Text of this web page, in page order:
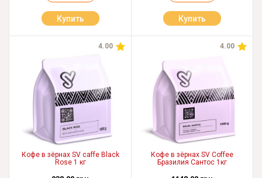
Купить Купить
4.00
Кофе в зёрнах SV caffe Black
Rose 1 кг
4.00
Кофе в зёрнах SV Coffee
Бразилия Сантос 1кг